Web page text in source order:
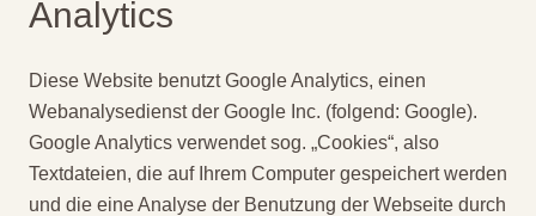
Analytics
Diese Website benutzt Google Analytics, einen
Webanalysedienst der Google Inc. (folgend: Google).
Google Analytics verwendet sog. „Cookies“, also
Textdateien, die auf Ihrem Computer gespeichert werden
und die eine Analyse der Benutzung der Webseite durch